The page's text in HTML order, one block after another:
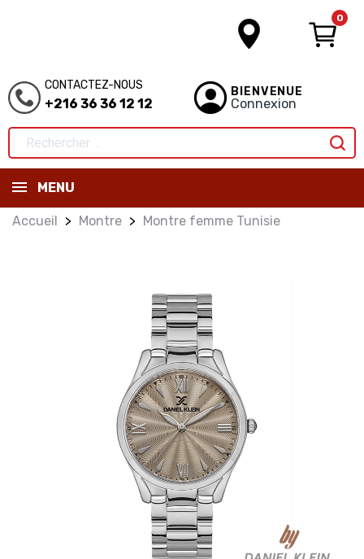
0
CONTACTEZ-NOUS
+216 36 36 12 12
BIENVENUE
Connexion
MENU
Accueil Montre Montre femme Tunisie